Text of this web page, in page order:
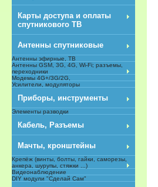
Карты доступа и оплаты
спутникового ТВ
Антенны спутниковые
Антенны эфирные, ТВ
Антенны GSM, 3G, 4G, Wi-Fi; разъемы,
переходники
Модемы 4G+/3G/2G,
Усилители, модуляторы
Приборы, инструменты
Элементы разводки
Кабель, Разъемы
Мачты, кронштейны
Крепёж (винты, болты, гайки, саморезы,
анкера, шурупы, стяжки ...)
Видеонаблюдение
DIY модули "Сделай Сам"